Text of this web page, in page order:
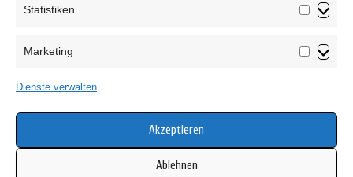
Statistiken
Marketing
Dienste verwalten
Akzeptieren
Ablehnen
Cookie-Richtlinie (EU)